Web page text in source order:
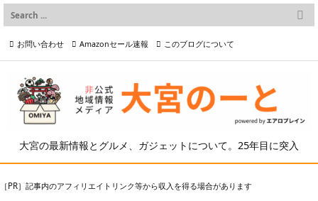
大宮の最新情報とグルメ、ガジェットについて。25年目に突入

メニュー

検索
お問い合わせ Amazonセール速報 このブログについて
プライバシーポリシー等
［PR］記事内のアフィリエイトリンク等から収入を得る場合があります